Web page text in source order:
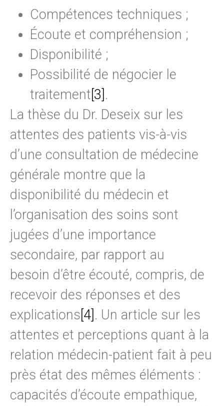
Compétences techniques ;
Écoute et compréhension ;
Disponibilité ;
Possibilité de négocier le
traitement[3].
La thèse du Dr. Deseix sur les
attentes des patients vis-à-vis
d’une consultation de médecine
générale montre que la
disponibilité du médecin et
l’organisation des soins sont
jugées d’une importance
secondaire, par rapport au
besoin d’être écouté, compris, de
recevoir des réponses et des
explications[4]. Un article sur les
attentes et perceptions quant à la
relation médecin-patient fait à peu
près état des mêmes éléments :
capacités d’écoute empathique,